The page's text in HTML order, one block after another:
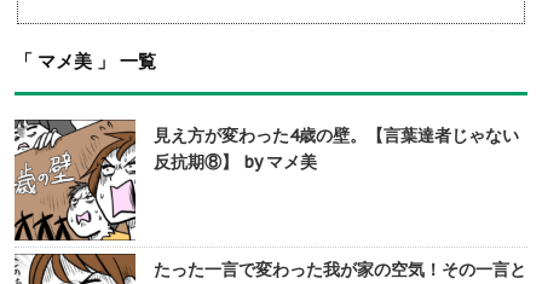
「 マメ美 」 一覧
見え方が変わった4歳の壁。【言葉達者じゃない
反抗期⑧】 by マメ美
たった一言で変わった我が家の空気！その一言と